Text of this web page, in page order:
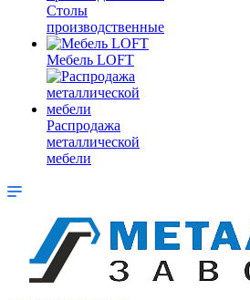
Столы
производственные
Мебель LOFT
Распродажа
металлической
мебели